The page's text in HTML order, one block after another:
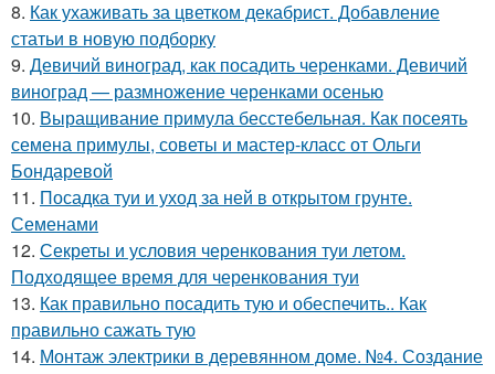
8. Как ухаживать за цветком декабрист. Добавление
статьи в новую подборку
9. Девичий виноград, как посадить черенками. Девичий
виноград — размножение черенками осенью
10. Выращивание примула бесстебельная. Как посеять
семена примулы, советы и мастер-класс от Ольги
Бондаревой
11. Посадка туи и уход за ней в открытом грунте.
Семенами
12. Секреты и условия черенкования туи летом.
Подходящее время для черенкования туи
13. Как правильно посадить тую и обеспечить.. Как
правильно сажать тую
14. Монтаж электрики в деревянном доме. №4. Создание